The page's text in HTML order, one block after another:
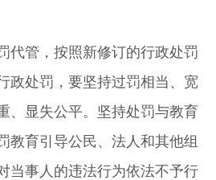
代管，按照新修订的行政处罚
政处罚，要坚持过罚相当、宽
、显失公平。坚持处罚与教育
教育引导公民、法人和其他组
当事人的违法行为依法不予行